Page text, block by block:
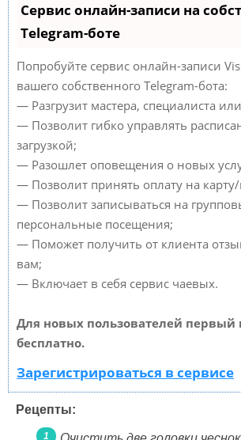
Сервис онлайн-записи на
Telegram-боте
Попробуйте сервис онлайн-записи
вашего собственного Telegram-бота:
— Разгрузит мастера, специалиста
— Позволит гибко управлять
загрузкой;
— Разошлет оповещения о новых
— Позволит принять оплату на
— Позволит записываться на
персональные посещения;
— Поможет получить от клиента
вам;
— Включает в себя сервис чаевых.
Для новых пользователей первый
бесплатно.
Зарегистрироваться в сервисе
Рецепты: